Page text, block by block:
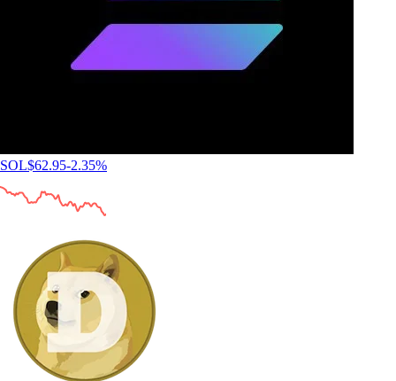
SOL$62.95-2.35%